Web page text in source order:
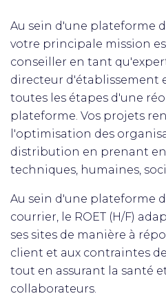
Au sein d'une plateforme
votre principale mission
conseiller en tant
directeur d'établissement
toutes les étapes d'une
plateforme. Vos projets
l'optimisation des
distribution en prenant
techniques, humaines,
Au sein d'une plateforme
courrier, le ROET (H/F)
ses sites de manière à
client et aux contraintes
tout en assurant la santé
collaborateurs.